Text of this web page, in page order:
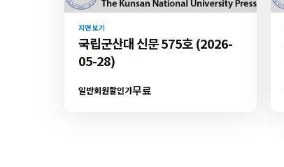
지면 보기
국립군산대 신문 575호 (2026-
05-28)
일반회원할인가무료